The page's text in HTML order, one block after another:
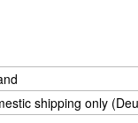
shipping only